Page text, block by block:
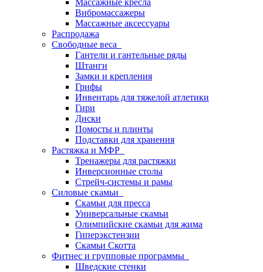
Массажные кресла
Вибромассажеры
Массажные аксессуары
Распродажа
Свободные веса
Гантели и гантельные ряды
Штанги
Замки и крепления
Грифы
Инвентарь для тяжелой атлетики
Гири
Диски
Помосты и плинты
Подставки для хранения
Растяжка и МФР
Тренажеры для растяжки
Инверсионные столы
Стрейч-системы и рамы
Силовые скамьи
Скамьи для пресса
Универсальные скамьи
Олимпийские скамьи для жима
Гиперэкстензии
Скамьи Скотта
Фитнес и групповые программы
Шведские стенки